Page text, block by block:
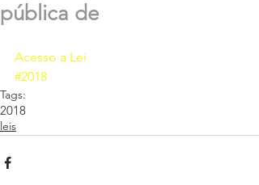
pública de
Acesso a Lei
#2018
Tags:
2018
leis